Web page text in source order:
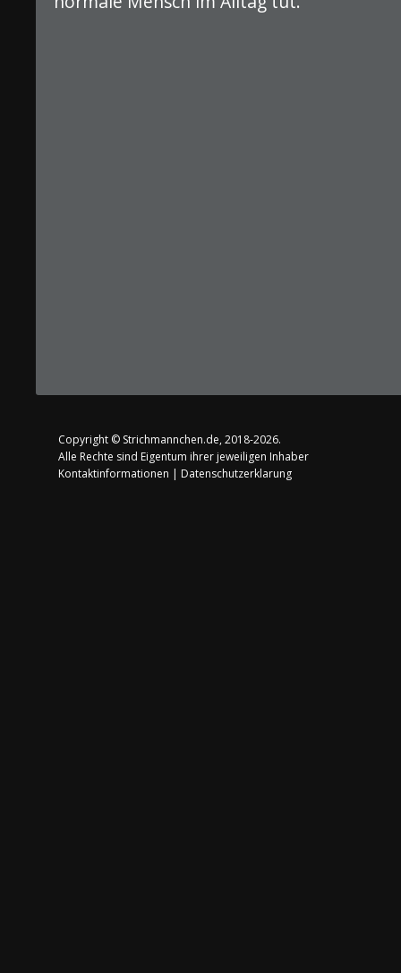
Copyright © Strichmannchen.de, 2018-2026.
Alle Rechte sind Eigentum ihrer jeweiligen Inhaber
Kontaktinformationen | Datenschutzerklarung